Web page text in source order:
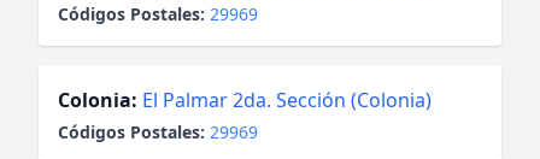
Códigos Postales: 29969
Colonia: El Palmar 2da. Sección (Colonia)
Códigos Postales: 29969